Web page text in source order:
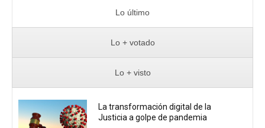
Lo último
Lo + votado
Lo + visto
La transformación digital de la
Justicia a golpe de pandemia